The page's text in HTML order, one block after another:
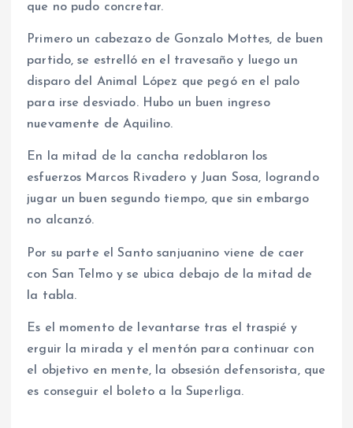
que no pudo concretar.
Primero un cabezazo de Gonzalo Mottes, de buen
partido, se estrelló en el travesaño y luego un
disparo del Animal López que pegó en el palo
para irse desviado. Hubo un buen ingreso
nuevamente de Aquilino.
En la mitad de la cancha redoblaron los
esfuerzos Marcos Rivadero y Juan Sosa, logrando
jugar un buen segundo tiempo, que sin embargo
no alcanzó.
Por su parte el Santo sanjuanino viene de caer
con San Telmo y se ubica debajo de la mitad de
la tabla.
Es el momento de levantarse tras el traspié y
erguir la mirada y el mentón para continuar con
el objetivo en mente, la obsesión defensorista, que
es conseguir el boleto a la Superliga.